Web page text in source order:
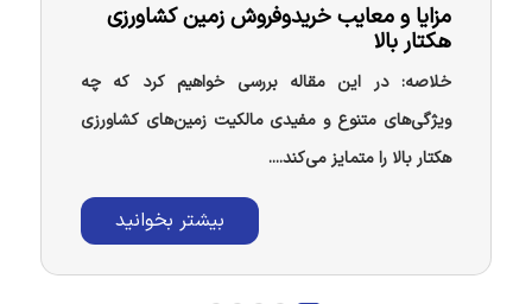
مزایا و معایب خریدوفروش زمین کشاورزی
هکتار بالا
خلاصه: در این مقاله بررسی خواهیم کرد که چه
ویژگی‌های متنوع و مفیدی مالکیت زمین‌های کشاورزی
هکتار بالا را متمایز می‌کند....
بیشتر بخوانید